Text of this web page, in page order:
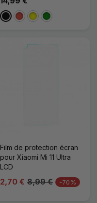
NoirRougeJauneVert
Film de protection écran
pour Xiaomi Mi 11 Ultra
LCD
2,70 € 8,99 € -70%